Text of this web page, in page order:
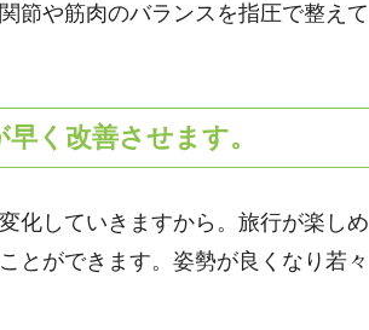
節や筋肉のバランスを指圧で整えて
く改善させます。
化していきますから。旅行が楽しめ
とができます。姿勢が良くなり若々